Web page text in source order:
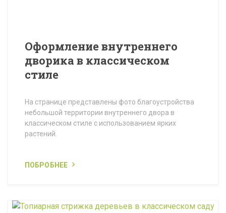
Оформление внутреннего
дворика в классическом
стиле
На странице представлены фото благоустройства
небольшой территории внутреннего двора в
классическом стиле с использованием ярких
растений.
ПОБРОБНЕЕ